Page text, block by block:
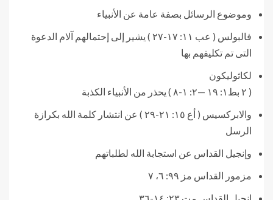
وموضوع الرسائل بصفة عامة عن الأنبياء
فالبولس ( عب ١١: ١٧-٢٧ ) يشير إلى إحتمالهم آلام الدعوة
التى تم تكليفهم بها
لكاثوليكون
( ٢ بط١: ١٩ —٢: ١-٨ ) يحذر من الأنبياء الكذبة
والابركسيس ( أع ١٥: ٢١-٢٩ ) عن انتشار كلمة الله بكرازة
الرسل
وإنجيل القداس عن استجابة الله لطلباتهم
مزمور القداس مز ٩٩: ٦، ٧